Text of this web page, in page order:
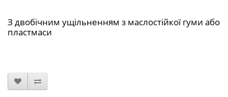
З двобічним ущільненням з маслостійкої гуми або
пластмаси